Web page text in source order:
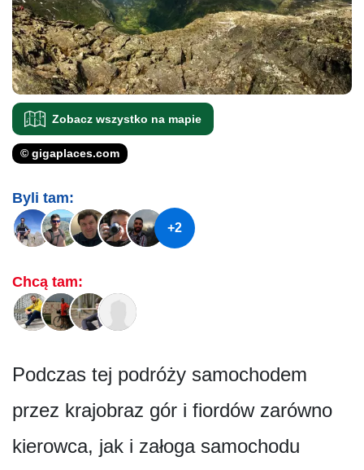
Zobacz wszystko na mapie
© gigaplaces.com
Byli tam:
+2
Chcą tam:
Podczas tej podróży samochodem
przez krajobraz gór i fiordów zarówno
kierowca, jak i załoga samochodu